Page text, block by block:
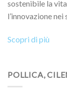
sostenibile la
l’innovazione
Scopri di più
POLLICA,